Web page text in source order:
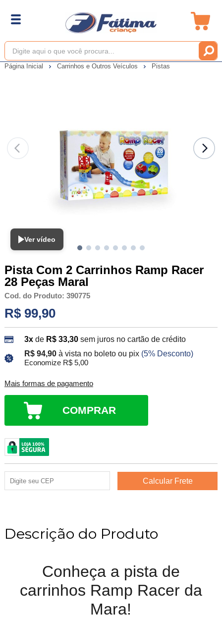
Página Inicial Carrinhos e Outros Veículos Pistas
Ver vídeo
Pista Com 2 Carrinhos Ramp Racer
28 Peças Maral
Cod. do Produto: 390775
R$ 99,90
3xde R$ 33,30 sem juros no cartão de crédito
R$ 94,90 à vista no boleto ou pix (5% Desconto)
Economize R$ 5,00
Mais formas de pagamento
COMPRAR
Descrição do Produto
Conheça a pista de
carrinhos Ramp Racer da
Mara!